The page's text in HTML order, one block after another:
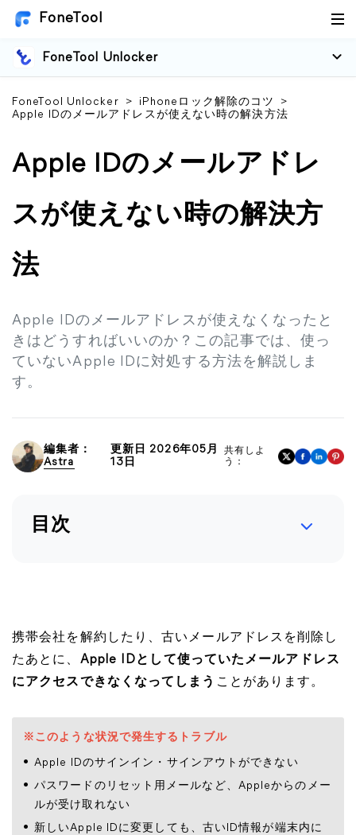
FoneTool
FoneTool Unlocker
FoneTool Unlocker > iPhoneロック解除のコツ
>
Apple IDのメールアドレスが使えない時の解決方法
Apple IDのメールアドレ
スが使えない時の解決方
法
Apple IDのメールアドレスが使えなくなったと
きはどうすればいいのか？この記事では、使っ
ていないApple IDに対処する方法を解説しま
す。
編集者：
Astra
更新日 2026年05月
13日
共有しよ
う：
目次
携帯会社を解約したり、古いメールアドレスを削除し
たあとに、 Apple IDとして使っていたメールアドレス
にアクセスできなくなってしまう ことがあります。
※このような状況で発生するトラブル
Apple IDのサインイン・サインアウトができない
パスワードのリセット用メールなど、Appleからのメー
ルが受け取れない
新しいApple IDに変更しても、古いID情報が端末内に